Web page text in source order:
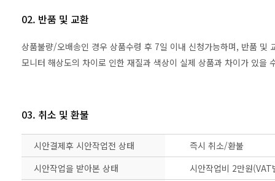
02. 반품 및 교환
상품불량/오배송인 경우 상품수령 후 7일 이내 신청가능하며, 반품 및
모니터 해상도의 차이로 인한 재질과 색상이 실제 상품과 차이가 있
03. 취소 및 환불
시안결제후 시안작업전 상태
즉시 취소/환불
시안작업을 받아본 상태
시안작업비 2만원